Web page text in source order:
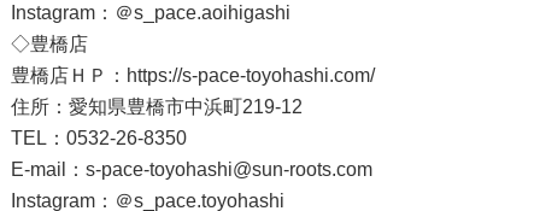
Instagram： ＠s_pace.aoihigashi
◇豊橋店
豊橋店ＨＰ： https://s-pace-toyohashi.com/
住所：愛知県豊橋市中浜町219-12
TEL：0532-26-8350
E-mail： s-pace-toyohashi@sun-roots.com
Instagram： ＠s_pace.toyohashi